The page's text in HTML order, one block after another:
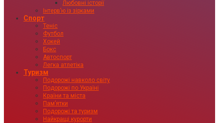
Любовні історії
Інтервʼю із зірками
Спорт
Теніс
Футбол
Хокей
Бокс
Автоспорт
Легка атлетіка
Туризм
Подорожі навколо світу
Подорожі по Україні
Країни та міста
Пам’ятки
Подорожі та туризм
Найкращі курорти